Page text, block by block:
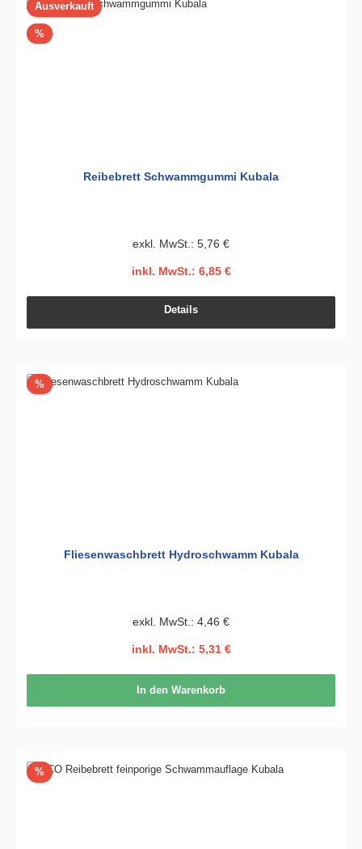
Ausverkauft
%Rabatt
Reibebrett Schwammgummi Kubala
exkl. MwSt.: 5,76 €
inkl. MwSt.: 6,85 €
Details
%Rabatt
Fliesenwaschbrett Hydroschwamm Kubala
exkl. MwSt.: 4,46 €
inkl. MwSt.: 5,31 €
In den Warenkorb
%Rabatt